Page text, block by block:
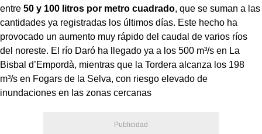
entre 50 y 100 litros por metro cuadrado, que se suman a las
cantidades ya registradas los últimos días. Este hecho ha
provocado un aumento muy rápido del caudal de varios ríos
del noreste. El río Daró ha llegado ya a los 500 m³/s en La
Bisbal d’Empordà, mientras que la Tordera alcanza los 198
m³/s en Fogars de la Selva, con riesgo elevado de
inundaciones en las zonas cercanas